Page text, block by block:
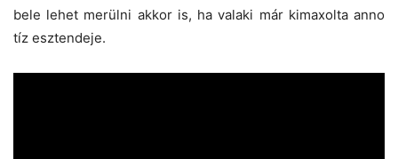
bele lehet merülni akkor is, ha valaki már kimaxolta anno
tíz esztendeje.